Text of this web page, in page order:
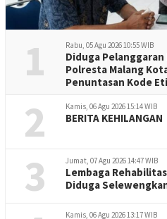
1 Rabu, 05 Agu 2026 10:55 WIB
Diduga
Polresta Malang
Penuntasan Kode
2 Kamis, 06 Agu 2026 15:14 WIB
BERITA KEHILANGAN
3 Jumat, 07 Agu 2026 14:47 WIB
Lembaga
Diduga
Kamis, 06 Agu 2026 13:17 WIB